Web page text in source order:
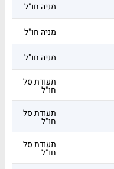
מניה חו"ל
מניה חו"ל
מניה חו"ל
תעודת סל
חו"ל
תעודת סל
חו"ל
תעודת סל
חו"ל